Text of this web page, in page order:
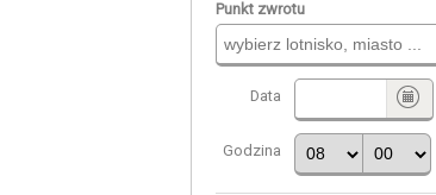
Punkt zwrotu
Data
Godzina